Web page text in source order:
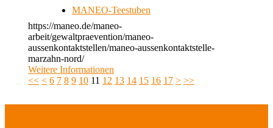
MANEO-Teestuben
https://maneo.de/maneo-
arbeit/gewaltpraevention/maneo-
aussenkontaktstellen/maneo-aussenkontaktstelle-
marzahn-nord/
Weitere Informationen
<< < 6 7 8 9 10 11 12 13 14 15 16 17 > >>